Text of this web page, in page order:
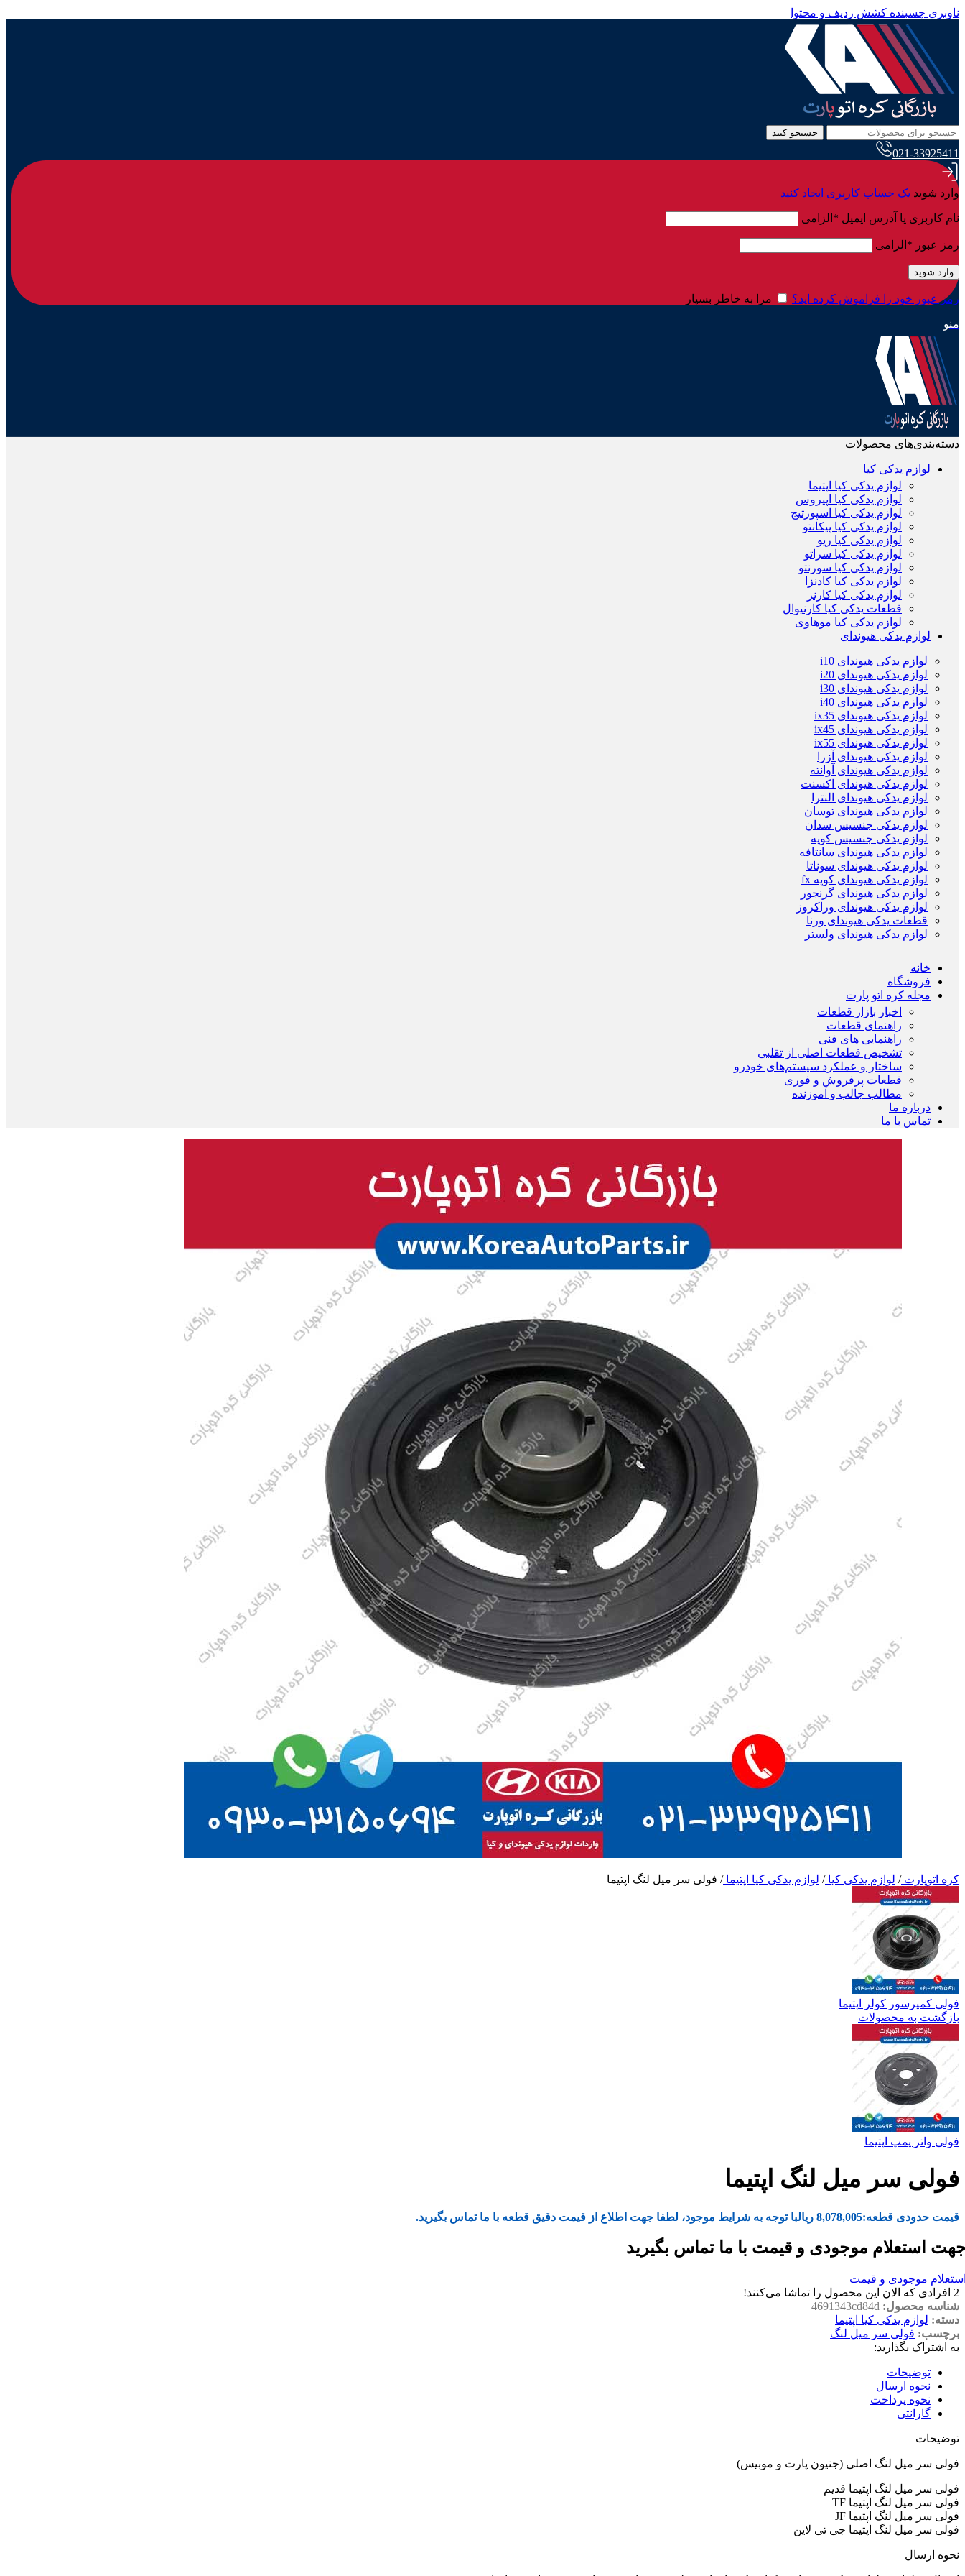
ناوبری چسبنده کشش ردیف و محتوا
جستجو کنید
021-33925411
وارد شوید یک حساب کاربری ایجاد کنید
نام کاربری یا آدرس ایمیل * الزامی
رمز عبور * الزامی
وارد شوید
رمز عبور خود را فراموش کرده اید؟ مرا به خاطر بسپار
منو
دسته‌بندی‌های محصولات
لوازم یدکی کیا
لوازم یدکی کیا اپتیما
لوازم یدکی کیا اپیروس
لوازم یدکی کیا اسپورتیج
لوازم یدکی کیا پیکانتو
لوازم یدکی کیا ریو
لوازم یدکی کیا سراتو
لوازم یدکی کیا سورنتو
لوازم یدکی کیا کادنزا
لوازم یدکی کیا کارنز
قطعات یدکی کیا کارنیوال
لوازم یدکی کیا موهاوی
لوازم یدکی هیوندای
لوازم یدکی هیوندای i10
لوازم یدکی هیوندای i20
لوازم یدکی هیوندای i30
لوازم یدکی هیوندای i40
لوازم یدکی هیوندای ix35
لوازم یدکی هیوندای ix45
لوازم یدکی هیوندای ix55
لوازم یدکی هیوندای آزرا
لوازم یدکی هیوندای آوانته
لوازم یدکی هیوندای اکسنت
لوازم یدکی هیوندای النترا
لوازم یدکی هیوندای توسان
لوازم یدکی جنسیس سدان
لوازم یدکی جنسیس کوپه
لوازم یدکی هیوندای سانتافه
لوازم یدکی هیوندای سوناتا
لوازم یدکی هیوندای کوپه fx
لوازم یدکی هیوندای گرنجور
لوازم یدکی هیوندای وراکروز
قطعات یدکی هیوندای ورنا
لوازم یدکی هیوندای ولستر
خانه
فروشگاه
مجله کره اتو پارت
اخبار بازار قطعات
راهنمای قطعات
راهنمایی های فنی
تشخیص قطعات اصلی از تقلبی
ساختار و عملکرد سیستم‌های خودرو
قطعات پرفروش و فوری
مطالب جالب و آموزنده
درباره ما
تماس با ما
کره اتوپارت/ لوازم یدکی کیا/ لوازم یدکی کیا اپتیما/ فولی سر میل لنگ اپتیما
فولی کمپرسور کولر اپتیما
بازگشت به محصولات
فولی واتر پمپ اپتیما
فولی سر میل لنگ اپتیما
قیمت حدودی قطعه:8,078,005 ریالبا توجه به شرایط موجود، لطفا جهت اطلاع از قیمت دقیق قطعه با ما تماس بگیرید.
استعلام موجودی و قیمت با ما تماس بگیرید
موجودی و قیمت
2 افرادی که الان این محصول را تماشا می‌کنند!
شناسه محصول: 4691343cd84d
دسته: لوازم یدکی کیا اپتیما
برچسب: فولی سر میل لنگ
به اشتراک بگذارید:
توضیحات
نحوه ارسال
نحوه پرداخت
گارانتی
توضیحات
فولی سر میل لنگ اصلی (جنیون پارت و موبیس)
فولی سر میل لنگ اپتیما قدیم
فولی سر میل لنگ اپتیما TF
فولی سر میل لنگ اپتیما JF
فولی سر میل لنگ اپتیما جی تی لاین
نحوه ارسال